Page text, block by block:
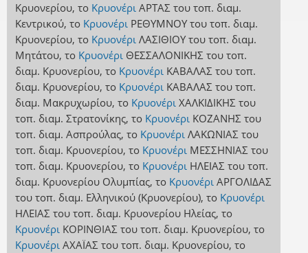
Κρυονερίου, το Κρυονέρι ΑΡΤΑΣ του τοπ. διαμ.
Κεντρικού, το Κρυονέρι ΡΕΘΥΜΝΟΥ του τοπ. διαμ.
Κρυονερίου, το Κρυονέρι ΛΑΣΙΘΙΟΥ του τοπ. διαμ.
Μητάτου, το Κρυονέρι ΘΕΣΣΑΛΟΝΙΚΗΣ του τοπ.
διαμ. Κρυονερίου, το Κρυονέρι ΚΑΒΑΛΑΣ του τοπ.
διαμ. Κρυονερίου, το Κρυονέρι ΚΑΒΑΛΑΣ του τοπ.
διαμ. Μακρυχωρίου, το Κρυονέρι ΧΑΛΚΙΔΙΚΗΣ του
τοπ. διαμ. Στρατονίκης, το Κρυονέρι ΚΟΖΑΝΗΣ του
τοπ. διαμ. Ασπρούλας, το Κρυονέρι ΛΑΚΩΝΙΑΣ του
τοπ. διαμ. Κρυονερίου, το Κρυονέρι ΜΕΣΣΗΝΙΑΣ του
τοπ. διαμ. Κρυονερίου, το Κρυονέρι ΗΛΕΙΑΣ του τοπ.
διαμ. Κρυονερίου Ολυμπίας, το Κρυονέρι ΑΡΓΟΛΙΔΑΣ
του τοπ. διαμ. Ελληνικού (Κρυονερίου), το Κρυονέρι
ΗΛΕΙΑΣ του τοπ. διαμ. Κρυονερίου Ηλείας, το
Κρυονέρι ΚΟΡΙΝΘΙΑΣ του τοπ. διαμ. Κρυονερίου, το
Κρυονέρι ΑΧΑΪΑΣ του τοπ. διαμ. Κρυονερίου, το